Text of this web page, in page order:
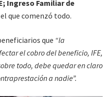
Ingreso Familiar de
que comenzó todo.
que “la
el cobro del beneficio, IFE,
todo, debe quedar en claro
a nadie”.